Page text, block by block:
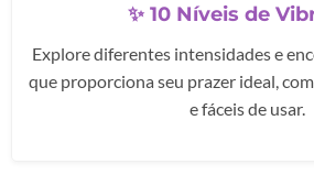
✨ 10 Níveis de
Explore diferentes intensidades e
que proporciona seu prazer ideal,
e fáceis de usar.